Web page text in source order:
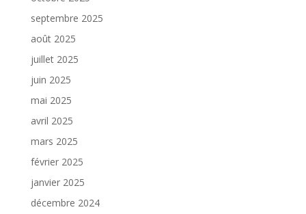
septembre 2025
août 2025
juillet 2025
juin 2025
mai 2025
avril 2025
mars 2025
février 2025
janvier 2025
décembre 2024